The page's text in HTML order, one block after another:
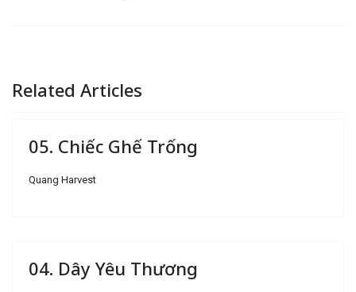
Related Articles
05. Chiếc Ghế Trống
Quang Harvest
04. Dây Yêu Thương